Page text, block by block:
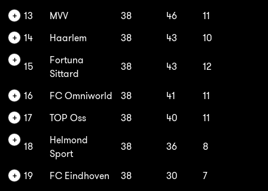
13 MVV 38 46
11
14
Haarlem 38 43 10
15
Fortuna
Sittard
38 43 12
16 FC Omniworld 38 41
11
17
TOP Oss 38 40 11
18
Helmond
Sport
38 36 8
19 FC Eindhoven 38 30 7